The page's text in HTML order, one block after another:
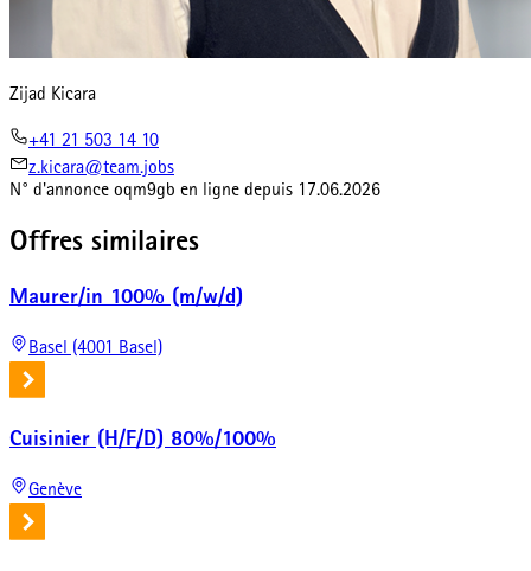
Zijad Kicara
+41 21 503 14 10
z.kicara@team.jobs
N° d'annonce oqm9gb en ligne depuis 17.06.2026
Offres similaires
Maurer/in 100% (m/w/d)
Basel (4001 Basel)
Cuisinier (H/F/D) 80%/100%
Genève